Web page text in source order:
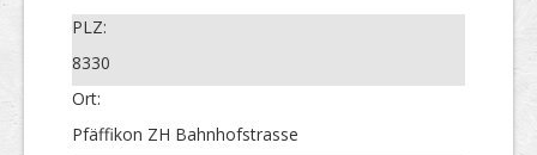
PLZ:
8330
Ort:
Pfäffikon ZH Bahnhofstrasse